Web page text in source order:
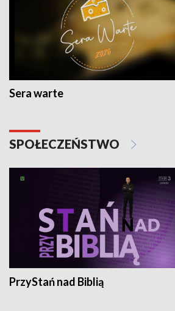
Sera warte
SPOŁECZEŃSTWO
PrzyStań nad Biblią